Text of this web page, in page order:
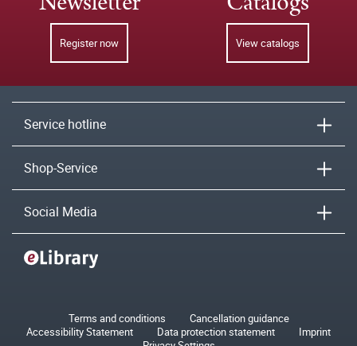
Register now View catalogs
Service hotline
Shop-Service
Social Media
Terms and conditions
Cancellation guidance
Accessibility Statement
Data protection statement
Imprint